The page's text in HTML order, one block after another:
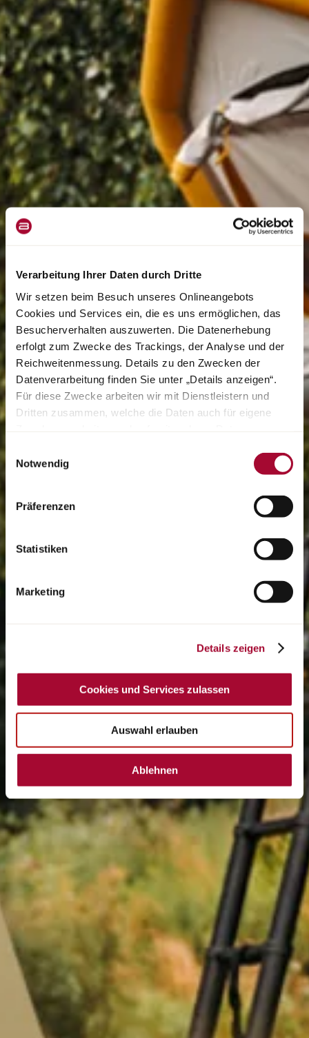
Verarbeitung Ihrer Daten durch Dritte
Wir setzen beim Besuch unseres Onlineangebots
Cookies und Services ein, die es uns ermöglichen, das
Besucherverhalten auszuwerten. Die Datenerhebung
erfolgt zum Zwecke des Trackings, der Analyse und der
Reichweitenmessung. Details zu den Zwecken der
Datenverarbeitung finden Sie unter „Details anzeigen“.
Für diese Zwecke arbeiten wir mit Dienstleistern und
Dritten zusammen, welche die Daten auch für eigene
„Cookies und Services zulassen“ oder durch Auswählen
einzelner Cookies und Services in der Detailansicht
geben Sie Ihre Einwilligung zur Verarbeitung Ihrer Daten
zu den jeweiligen Zwecken. Sie ist freiwillig, für die
widerruflich für die Zukunft durch Anklicken der
Weitere
Einwilligungsauswahl
Notwendig
Präferenzen
Statistiken
Marketing
Details zeigen
Cookies und Services zulassen
Auswahl erlauben
Ablehnen